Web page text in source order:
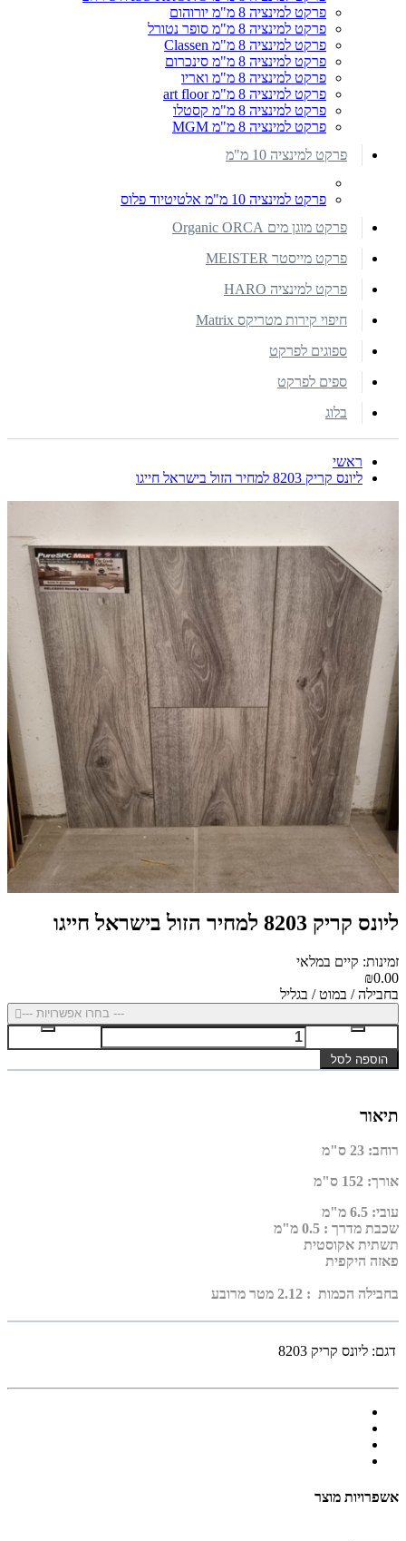
פרקט למינציה 8 מ"מ יורוהום
פרקט למינציה 8 מ"מ סופר נטורל
פרקט למינציה 8 מ"מ Classen
פרקט למינציה 8 מ"מ סינכרום
פרקט למינציה 8 מ"מ ואריו
פרקט למינציה 8 מ"מ art floor
פרקט למינציה 8 מ"מ קסטלו
פרקט למינציה 8 מ"מ MGM
פרקט למינציה 10 מ"מ
פרקט למינציה 10 מ"מ אלטיטיוד פלוס
פרקט מוגן מים Organic ORCA
פרקט מייסטר MEISTER
פרקט למינציה HARO
חיפוי קירות מטריקס Matrix
ספוגים לפרקט
ספים לפרקט
בלוג
ראשי
ליונס קריק 8203 למחיר הזול בישראל חייגו
ליונס קריק 8203 למחיר הזול בישראל חייגו
זמינות: קיים במלאי
₪0.00
בחבילה / במוט / בגליל
--- בחרו אפשרויות ---
הוספה לסל
תיאור
רוחב: 23 ס"מ
אורך: 152 ס"מ
עובי: 6.5
מ"מ
שכבת מדרך : 0.5 מ"מ
תשתית אקוסטית
פאזה היקפית
בחבילה הכמות : 2.12 מטר מרובע
דגם: ליונס קריק 8203
אשפרויות מוצר